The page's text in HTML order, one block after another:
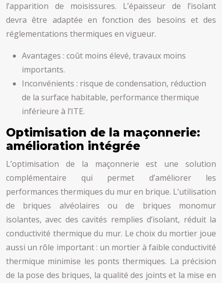
l’apparition de moisissures. L’épaisseur de l’isolant
devra être adaptée en fonction des besoins et des
réglementations thermiques en vigueur.
Avantages : coût moins élevé, travaux moins
importants.
Inconvénients : risque de condensation, réduction
de la surface habitable, performance thermique
inférieure à l’ITE.
Optimisation de la maçonnerie:
amélioration intégrée
L’optimisation de la maçonnerie est une solution
complémentaire qui permet d’améliorer les
performances thermiques du mur en brique. L’utilisation
de briques alvéolaires ou de briques monomur
isolantes, avec des cavités remplies d’isolant, réduit la
conductivité thermique du mur. Le choix du mortier joue
aussi un rôle important : un mortier à faible conductivité
thermique minimise les ponts thermiques. La précision
de la pose des briques, la qualité des joints et la mise en